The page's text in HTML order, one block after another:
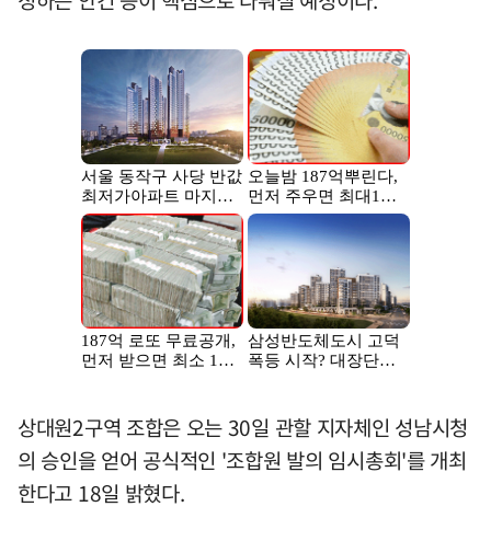
상대원2구역 조합은 오는 30일 관할 지자체인 성남시청
의 승인을 얻어 공식적인 '조합원 발의 임시총회'를 개최
한다고 18일 밝혔다.